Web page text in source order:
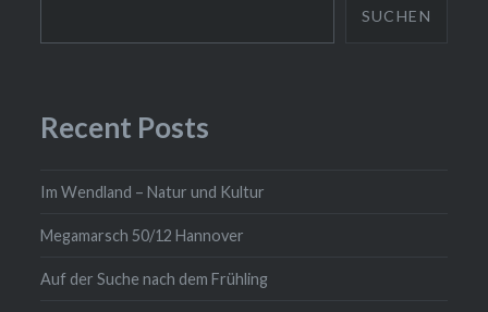
SUCHEN
Recent Posts
Im Wendland – Natur und Kultur
Megamarsch 50/12 Hannover
Auf der Suche nach dem Frühling